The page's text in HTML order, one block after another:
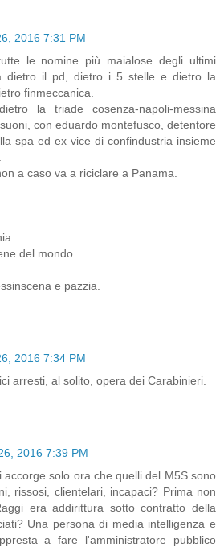
2016 7:31 PM
le nomine più maialose degli ultimi
dietro il pd, dietro i 5 stelle e dietro la
finmeccanica.
la triade cosenza-napoli-messina
con eduardo montefusco, detentore
spa ed ex vice di confindustria insieme
a caso va a riciclare a Panama.
del mondo.
e pazzia.
2016 7:34 PM
arresti, al solito, opera dei Carabinieri.
2016 7:39 PM
accorge solo ora che quelli del M5S sono
rissosi, clientelari, incapaci? Prima non
era addirittura sotto contratto della
Una persona di media intelligenza e
a fare l'amministratore pubblico